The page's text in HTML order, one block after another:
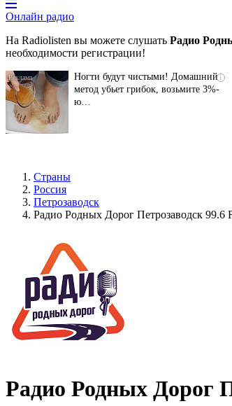
Онлайн радио
На Radiolisten вы можете слушать Радио
необходимости регистрации!
i
Ногти будут чистыми! Домашний
метод убьет грибок, возьмите 3%-
ю…
Страны
Россия
Петрозаводск
Радио Родных Дорог Петрозаводск 99.6
Радио Родных Дорог